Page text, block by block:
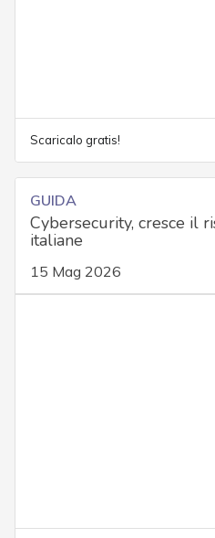
Scaricalo gratis!
GUIDA
Cybersecurity, cresce il
italiane
15 Mag 2026